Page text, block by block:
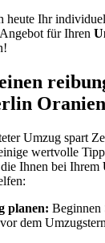
heute Ihr
für Ihren
Umzug spart
wertvolle
Ihnen bei Ihrem
planen: Beginnen
dem